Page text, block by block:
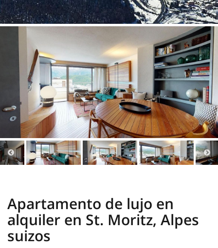
Apartamento de lujo en
alquiler en St. Moritz, Alpes
suizos